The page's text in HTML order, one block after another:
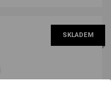
SKLADEM